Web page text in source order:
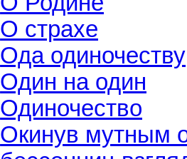
О страхе
Ода одиночеству
Один на один
Одиночество
Окинув мутным